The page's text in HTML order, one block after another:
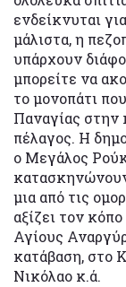
ενδείκνυται
μάλιστα, η
υπάρχουν
μπορείτε να
το μονοπάτι
Παναγίας στην
πέλαγος. Η
ο Μεγάλος
μια από τις
αξίζει τον
Αγίους
κατάβαση, στο
Νικόλαο κ.ά.